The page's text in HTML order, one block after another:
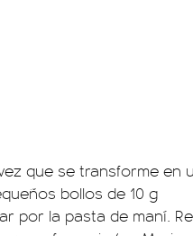
que se transforme en
bollos de 10 g
por la pasta de maní.